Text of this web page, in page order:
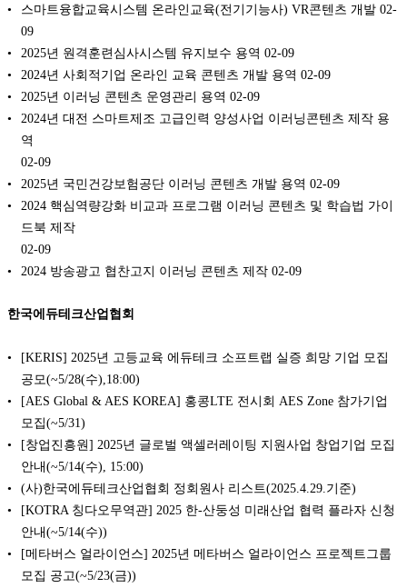
스마트융합교육시스템 온라인교육(전기기능사) VR콘텐츠 개발 02-
09
2025년 원격훈련심사시스템 유지보수 용역 02-09
2024년 사회적기업 온라인 교육 콘텐츠 개발 용역 02-09
2025년 이러닝 콘텐츠 운영관리 용역 02-09
2024년 대전 스마트제조 고급인력 양성사업 이러닝콘텐츠 제작 용
역
02-09
2025년 국민건강보험공단 이러닝 콘텐츠 개발 용역 02-09
2024 핵심역량강화 비교과 프로그램 이러닝 콘텐츠 및 학습법 가이
드북 제작
02-09
2024 방송광고 협찬고지 이러닝 콘텐츠 제작 02-09
한국에듀테크산업협회
[KERIS] 2025년 고등교육 에듀테크 소프트랩 실증 희망 기업 모집
공모(~5/28(수),18:00)
[AES Global & AES KOREA] 홍콩LTE 전시회 AES Zone 참가기업
모집(~5/31)
[창업진흥원] 2025년 글로벌 액셀러레이팅 지원사업 창업기업 모집
안내(~5/14(수), 15:00)
(사)한국에듀테크산업협회 정회원사 리스트(2025.4.29.기준)
[KOTRA 칭다오무역관] 2025 한-산둥성 미래산업 협력 플라자 신청
안내(~5/14(수))
[메타버스 얼라이언스] 2025년 메타버스 얼라이언스 프로젝트그룹
모집 공고(~5/23(금))